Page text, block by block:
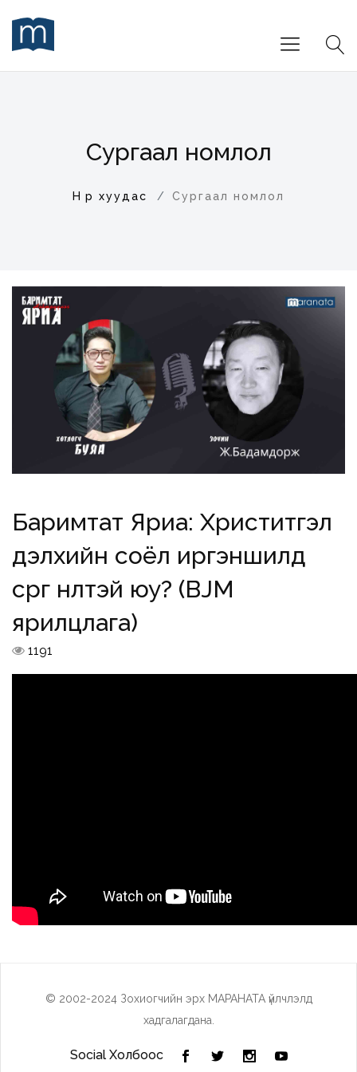
Сургаал номлол
Нүүр хуудас Сургаал номлол
Баримтат Яриа: Христитгэл
дэлхийн соёл иргэншилд
сөрөг нөлөөтэй юу? (BJM
ярилцлага)
1191
© 2002-2024 Зохиогчийн эрх МАРАНАТА үйлчлэлд
хадгалагдана.
Social Холбоос